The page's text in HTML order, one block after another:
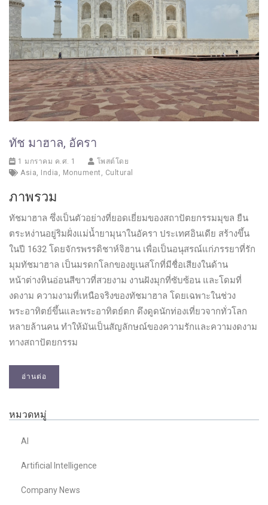
ทัช มาฮาล, อัครา
1 มกราคม ค.ศ. 1
โพสต์โดย
Asia
India Monument Cultural
ภาพรวม
ทัชมาฮาล ซึ่งเป็นตัวอย่างที่ยอดเยี่ยมของสถาปัตยกรรมมุขล ยืน
ตระหง่านอยู่ริมฝั่งแม่น้ำยามุนาในอัครา ประเทศอินเดีย สร้างขึ้น
ในปี 1632 โดยจักรพรรดิชาห์จิฮาน เพื่อเป็นอนุสรณ์แก่ภรรยาที่รัก
มุมทัชมาฮาล เป็นมรดกโลกของยูเนสโกที่มีชื่อเสียงในด้าน
หน้าต่างหินอ่อนสีขาวที่สวยงาม งานฝังมุกที่ซับซ้อน และโดมที่
งดงาม ความงามที่เหนือจริงของทัชมาฮาล โดยเฉพาะในช่วง
พระอาทิตย์ขึ้นและพระอาทิตย์ตก ดึงดูดนักท่องเที่ยวจากทั่วโลก
หลายล้านคน ทำให้มันเป็นสัญลักษณ์ของความรักและความงดงาม
ทางสถาปัตยกรรม
อ่านต่อ
หมวดหมู่
AI
Artificial Intelligence
Company News